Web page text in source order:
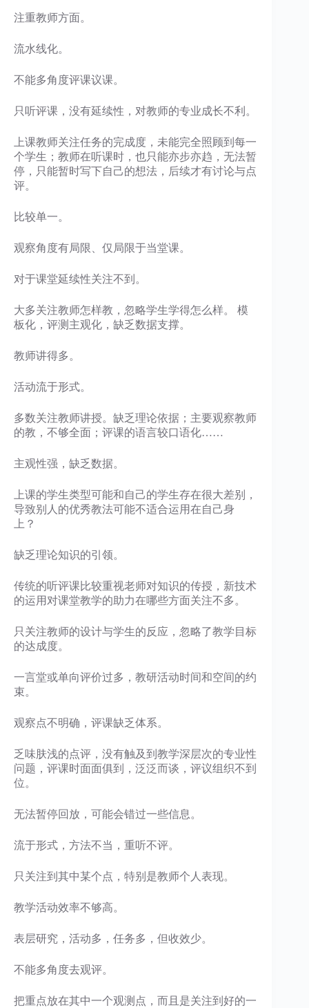
注重教师方面。
流水线化。
不能多角度评课议课。
只听评课，没有延续性，对教师的专业成长不利。
上课教师关注任务的完成度，未能完全照顾到每一
个学生；教师在听课时，也只能亦步亦趋，无法暂
停，只能暂时写下自己的想法，后续才有讨论与点
评。
比较单一。
观察角度有局限、仅局限于当堂课。
对于课堂延续性关注不到。
大多关注教师怎样教，忽略学生学得怎么样。 模
板化，评测主观化，缺乏数据支撑。
教师讲得多。
活动流于形式。
多数关注教师讲授。缺乏理论依据；主要观察教师
的教，不够全面；评课的语言较口语化……
主观性强，缺乏数据。
上课的学生类型可能和自己的学生存在很大差别，
导致别人的优秀教法可能不适合运用在自己身
上？
缺乏理论知识的引领。
传统的听评课比较重视老师对知识的传授，新技术
的运用对课堂教学的助力在哪些方面关注不多。
只关注教师的设计与学生的反应，忽略了教学目标
的达成度。
一言堂或单向评价过多，教研活动时间和空间的约
束。
观察点不明确，评课缺乏体系。
乏味肤浅的点评，没有触及到教学深层次的专业性
问题，评课时面面俱到，泛泛而谈，评议组织不到
位。
无法暂停回放，可能会错过一些信息。
流于形式，方法不当，重听不评。
只关注到其中某个点，特别是教师个人表现。
教学活动效率不够高。
表层研究，活动多，任务多，但收效少。
不能多角度去观评。
把重点放在其中一个观测点，而且是关注到好的一